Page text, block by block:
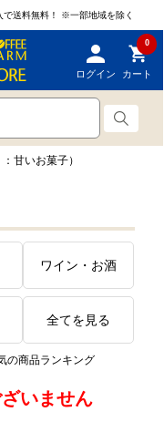
送料無料！ ※一部地域を除く
ログイン
0
カート
甘いお菓子）
ワイン・お酒
全てを見る
の商品ランキング
いません